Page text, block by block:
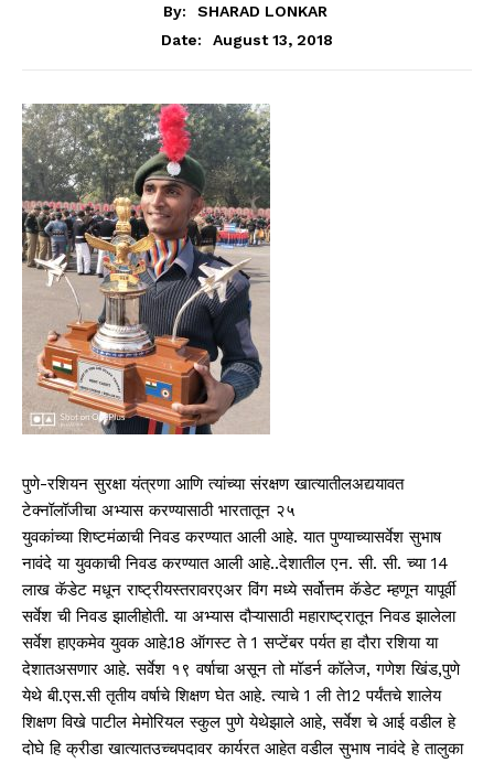
By:
SHARAD LONKAR
Date:
August 13, 2018
पुणे-रशियन सुरक्षा यंत्रणा आणि त्यांच्या संरक्षण खात्यातीलअद्ययावत
टेक्नॉलॉजीचा अभ्यास करण्यासाठी भारतातून २५
युवकांच्या शिष्टमंळाची निवड करण्यात आली आहे. यात पुण्याच्यासर्वेश सुभाष
नावंदे या युवकाची निवड करण्यात आली आहे..देशातील एन. सी. सी. च्या 14
लाख कॅडेट मधून राष्ट्रीयस्तरावरएअर विंग मध्ये सर्वोत्तम कॅडेट म्हणून यापूर्वी
सर्वेश ची निवड झालीहोती. या अभ्यास दौऱ्यासाठी महाराष्ट्रातून निवड झालेला
सर्वेश हाएकमेव युवक आहे.18 ऑगस्ट ते 1 सप्टेंबर पर्यत हा दौरा रशिया या
देशातअसणार आहे. सर्वेश १९ वर्षाचा असून तो मॉडर्न कॉलेज, गणेश खिंड,पुणे
येथे बी.एस.सी तृतीय वर्षाचे शिक्षण घेत आहे. त्याचे 1 ली ते12 पर्यंतचे शालेय
शिक्षण विखे पाटील मेमोरियल स्कुल पुणे येथेझाले आहे, सर्वेश चे आई वडील हे
दोघे हि क्रीडा खात्यातउच्चपदावर कार्यरत आहेत वडील सुभाष नावंदे हे तालुका